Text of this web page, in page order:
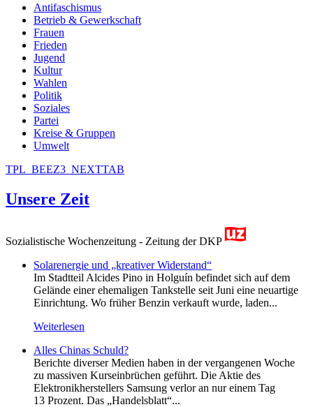
Antifaschismus
Betrieb & Gewerkschaft
Frauen
Frieden
Jugend
Kultur
Wahlen
Politik
Soziales
Partei
Kreise & Gruppen
Umwelt
TPL_BEEZ3_NEXTTAB
Unsere Zeit
Sozialistische Wochenzeitung - Zeitung der DKP
Solarenergie und „kreativer Widerstand“
Im Stadtteil Alcides Pino in Holguín befindet sich auf dem
Gelände einer ehemaligen Tankstelle seit Juni eine neuartige
Einrichtung. Wo früher Benzin verkauft wurde, laden...
Weiterlesen
Alles Chinas Schuld?
Berichte diverser Medien haben in der vergangenen Woche
zu massiven Kurseinbrüchen geführt. Die Aktie des
Elektronikherstellers Samsung verlor an nur einem Tag
13 Prozent. Das „Handelsblatt“...